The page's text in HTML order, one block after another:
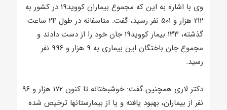
وی با اشاره به این که مجموع بیماران کووید۱۹ در کشور به
۲۱۲ هزار و ۵۰۱ نفر رسید، گفت: متاسفانه در طول ۲۴ ساعت
گذشته، ۱۳۳ بیمار کووید۱۹ جان خود را از دست دادند و
مجموع جان باختگان این بیماری به ۹ هزار و ۹۹۶ نفر
رسید.
دکتر لاری همچنین گفت: خوشبختانه تا کنون ۱۷۲ هزار و ۹۶
نفر از بیماران، بهبود یافته و یا از بیمارستانها ترخیص شده